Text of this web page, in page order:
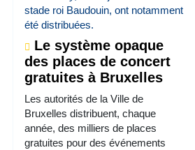
Le système opaque
des places de concert
gratuites à Bruxelles
Les autorités de la Ville de
Bruxelles distribuent, chaque
année, des milliers de places
gratuites pour des événements